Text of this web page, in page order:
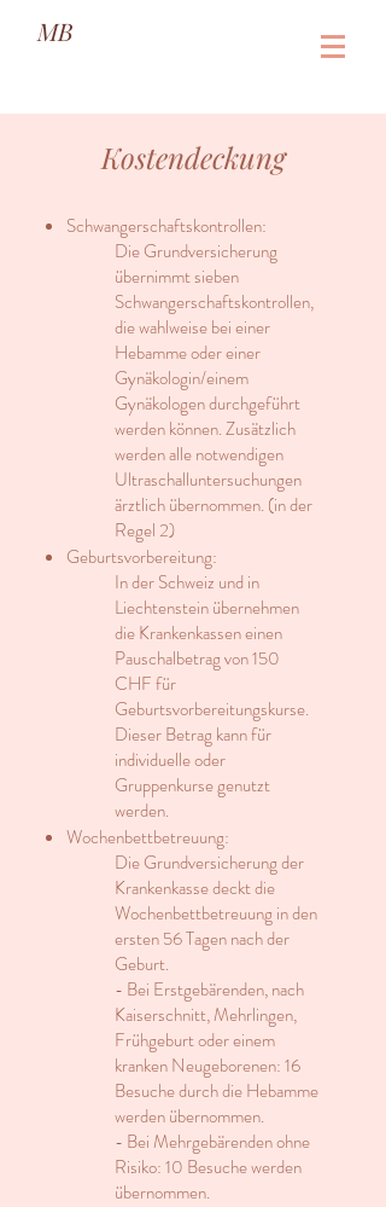
MB
Kostendeckung
Schwangerschaftskontrollen:
Die Grundversicherung
übernimmt sieben
Schwangerschaftskontrollen,
die wahlweise bei einer
Hebamme oder einer
Gynäkologin/einem
Gynäkologen durchgeführt
werden können. Zusätzlich
werden alle notwendigen
Ultraschalluntersuchungen
ärztlich übernommen. (in der
Regel 2)
Geburtsvorbereitung:
In der Schweiz und in
Liechtenstein übernehmen
die Krankenkassen einen
Pauschalbetrag von 150
CHF für
Geburtsvorbereitungskurse.
Dieser Betrag kann für
individuelle oder
Gruppenkurse genutzt
werden.
Wochenbettbetreuung:
Die Grundversicherung der
Krankenkasse deckt die
Wochenbettbetreuung in den
ersten 56 Tagen nach der
Geburt.
- Bei Erstgebärenden, nach
Kaiserschnitt, Mehrlingen,
Frühgeburt oder einem
kranken Neugeborenen: 16
Besuche durch die Hebamme
werden übernommen.
- Bei Mehrgebärenden ohne
Risiko: 10 Besuche werden
übernommen.